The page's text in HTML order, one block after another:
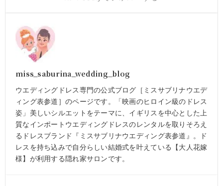
miss_saburina_wedding_blog
ウエディングドレス専門の公式ブログ［ミスサブリナウエデ
ィング表参道］のページです。「映画のヒロイン級のドレス
姿」美しいシルエットをテーマに、イギリスを中心とした上
質なインポートウエディングドレスのレンタルを取りそろえ
るドレスブランド『ミスサブリナウエディング表参道』。ド
レスを持ち込みで自分らしい結婚式を叶えている【大人花嫁
様】が利用する隠れ家サロンです。